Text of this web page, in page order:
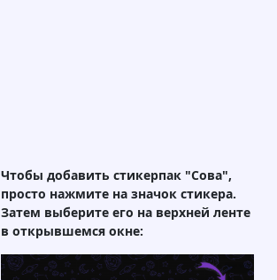
Чтобы добавить стикерпак "Сова",
просто нажмите на значок стикера.
Затем выберите его на верхней ленте
в открывшемся окне: